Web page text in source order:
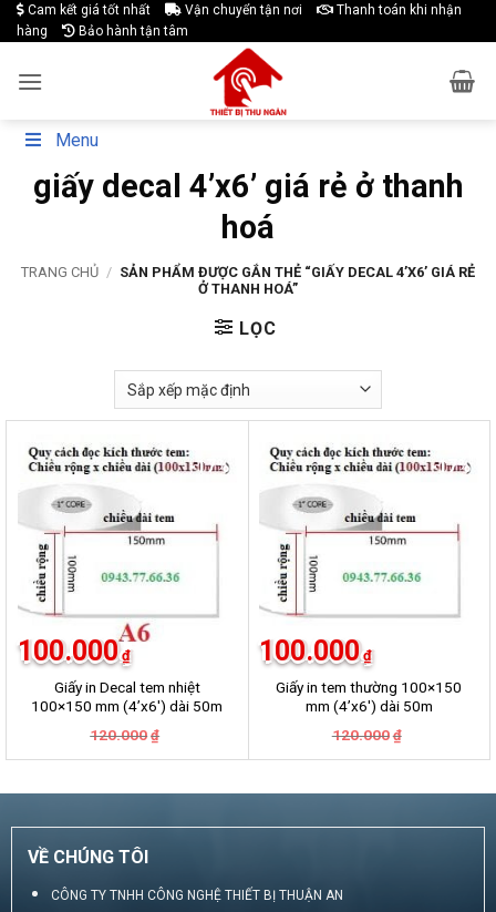
Skip
to
Cam kết giá tốt nhất Vận chuyển tận nơi
Thanh toán khi nhận
hàng
Bảo hành tận tâm
Menu
giấy decal 4’x6’ giá rẻ ở thanh
hoá
TRANG CHỦ / SẢN PHẨM ĐƯỢC GẮN THẺ “GIẤY DECAL 4’X6’ GIÁ RẺ
Ở THANH HOÁ”
LỌC
-17%
Giấy in Decal tem nhiệt
100×150 mm (4’x6′) dài 50m
120.000 ₫
là:
100.000 ₫
tại
100.000₫.
-17%
Giấy in tem thường 100×150
mm (4’x6′) dài 50m
120.000 ₫
là:
100.000 ₫
tại
100.000₫.
VỀ CHÚNG TÔI
CÔNG TY TNHH CÔNG NGHỆ THIẾT BỊ THUẬN AN